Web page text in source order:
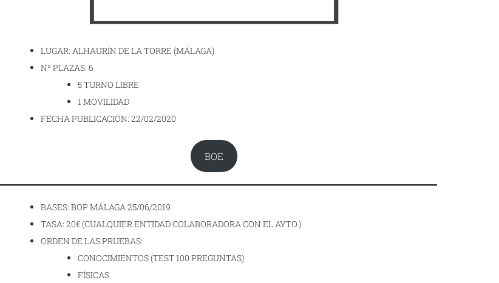
LUGAR: ALHAURÍN DE LA TORRE (MÁLAGA)
Nº PLAZAS: 6
5 TURNO LIBRE
1 MOVILIDAD
FECHA PUBLICACIÓN: 22/02/2020
BOE
BASES: BOP MÁLAGA 25/06/2019
TASA: 20€ (CUALQUIER ENTIDAD COLABORADORA CON EL AYTO.)
ORDEN DE LAS PRUEBAS:
CONOCIMIENTOS (TEST 100 PREGUNTAS)
FÍSICAS